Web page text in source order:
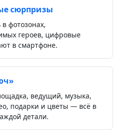
сюрпризы
фотозонах,
героев, цифровые
в смартфоне.
ведущий, музыка,
подарки и цветы — всё в
детали.